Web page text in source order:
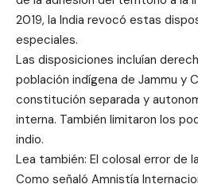
2019, la India revocó estas
especiales.
Las disposiciones incluían
población indígena de Jammu y
constitución separada y
interna. También limitaron los
indio.
Lea también: El colosal error de
Como señaló Amnistía